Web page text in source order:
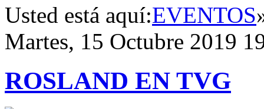
Usted está aquí:EVENTOS
Martes, 15 Octubre 2019
ROSLAND EN TVG